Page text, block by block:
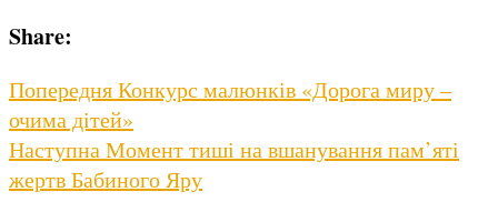
Share:
Навігація
записів
ПопередняPrevious
post:
Конкурс малюнків «Дорога миру –
очима дітей»
НаступнаNext
post:
Момент тиші на вшанування пам’яті
жертв Бабиного Яру